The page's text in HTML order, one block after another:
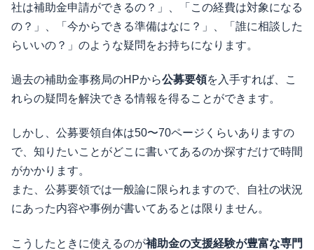
社は補助金申請ができるの？」、「この経費は対象になる
の？」、「今からできる準備はなに？」、「誰に相談した
らいいの？」のような疑問をお持ちになります。
過去の補助金事務局のHPから公募要領を入手すれば、こ
れらの疑問を解決できる情報を得ることができます。
しかし、公募要領自体は50〜70ページくらいありますの
で、知りたいことがどこに書いてあるのか探すだけで時間
がかかります。
また、公募要領では一般論に限られますので、自社の状況
にあった内容や事例が書いてあるとは限りません。
こうしたときに使えるのが補助金の支援経験が豊富な専門